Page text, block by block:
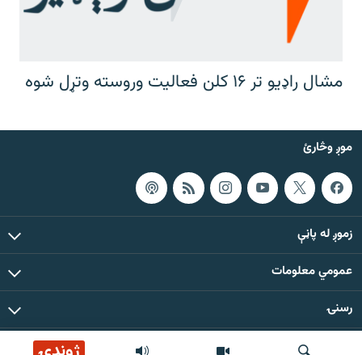
مشال راډیو تر ۱۶ کلن فعالیت وروسته وتړل شوه
موږ وڅارئ
زموږ له پاڼې
عمومي معلومات
رسنۍ
د دې ووبپاڼې د ټولو مطالبو حقوق له مشال راډیو سره خوندي دي